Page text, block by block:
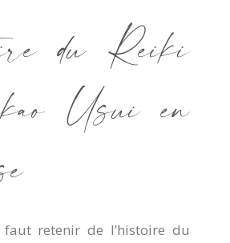
du Reiki
Usui en
faut retenir de l’histoire du